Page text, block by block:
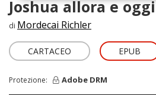
Joshua allora e oggi
di Mordecai Richler
CARTACEO EPUB
Protezione: Adobe DRM